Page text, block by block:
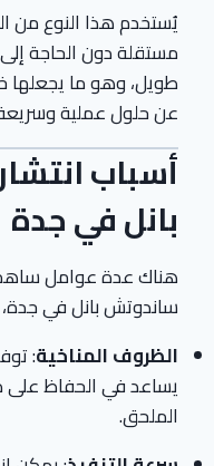
يُستخدم هذا النوع من
مستقلة دون الحاجة
طويل، وهو ما يجعلها
عن حلول عملية
أسباب
بانل في جدة
هناك عدة عوامل
ساندوتش بانل في جدة،
الظروف المناخية:
يساعد في الحفاظ على
الملحق.